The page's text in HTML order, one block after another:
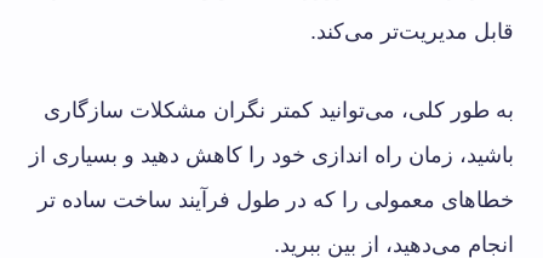
قابل مدیریت‌تر می‌کند.
به طور کلی، می‌توانید کمتر نگران مشکلات سازگاری
باشید، زمان راه اندازی خود را کاهش دهید و بسیاری از
خطاهای معمولی را که در طول فرآیند ساخت ساده تر
انجام می‌دهید، از بین ببرید.